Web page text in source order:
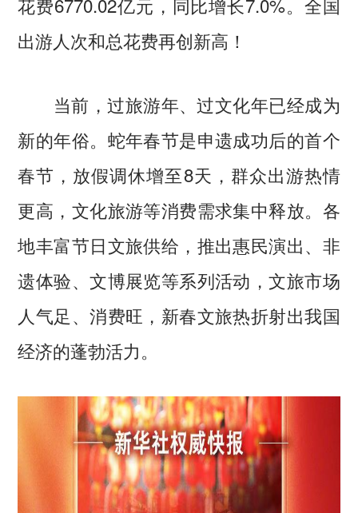
出游人次和总花费再创新高！
当前，过旅游年、过文化年已经成为
新的年俗。蛇年春节是申遗成功后的首个
春节，放假调休增至8天，群众出游热情
更高，文化旅游等消费需求集中释放。各
地丰富节日文旅供给，推出惠民演出、非
遗体验、文博展览等系列活动，文旅市场
人气足、消费旺，新春文旅热折射出我国
经济的蓬勃活力。